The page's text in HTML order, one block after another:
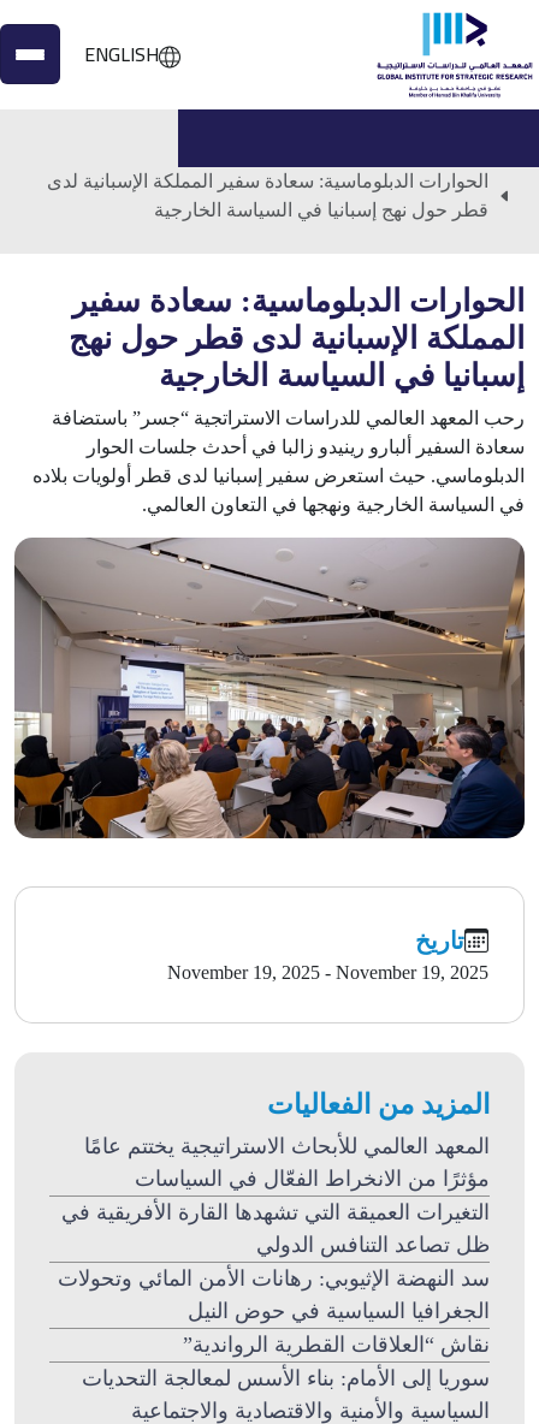
ENGLISH
الحوارات الدبلوماسية: سعادة سفير المملكة الإسبانية لدى
قطر حول نهج إسبانيا في السياسة الخارجية
الحوارات الدبلوماسية: سعادة سفير
المملكة الإسبانية لدى قطر حول نهج
إسبانيا في السياسة الخارجية
رحب المعهد العالمي للدراسات الاستراتجية “جسر” باستضافة
سعادة السفير ألبارو رينيدو زالبا في أحدث جلسات الحوار
الدبلوماسي. حيث استعرض سفير إسبانيا لدى قطر أولويات بلاده
في السياسة الخارجية ونهجها في التعاون العالمي.
تاريخ
November 19, 2025 - November 19, 2025
المزيد من الفعاليات
المعهد العالمي للأبحاث الاستراتيجية يختتم عامًا
مؤثرًا من الانخراط الفعّال في السياسات
التغيرات العميقة التي تشهدها القارة الأفريقية في
ظل تصاعد التنافس الدولي
سد النهضة الإثيوبي: رهانات الأمن المائي وتحولات
الجغرافيا السياسية في حوض النيل
نقاش “العلاقات القطرية الرواندية”
سوريا إلى الأمام: بناء الأسس لمعالجة التحديات
السياسية والأمنية والاقتصادية والاجتماعية